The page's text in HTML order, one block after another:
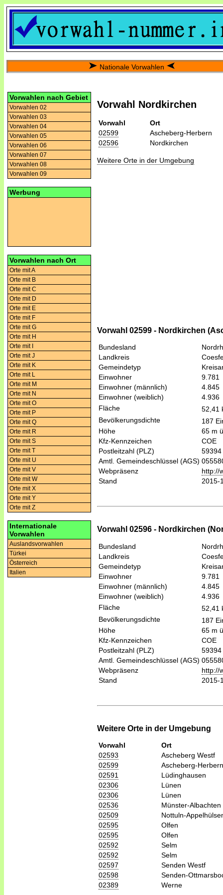
Nationale Vorwahlen
Vorwahlen nach Gebiet
Vorwahlen 02
Vorwahlen 03
Vorwahlen 04
Vorwahlen 05
Vorwahlen 06
Vorwahlen 07
Vorwahlen 08
Vorwahlen 09
Werbung
Vorwahlen nach Ort
Orte mit A
Orte mit B
Orte mit C
Orte mit D
Orte mit E
Orte mit F
Orte mit G
Orte mit H
Orte mit I
Orte mit J
Orte mit K
Orte mit L
Orte mit M
Orte mit N
Orte mit O
Orte mit P
Orte mit Q
Orte mit R
Orte mit S
Orte mit T
Orte mit U
Orte mit V
Orte mit W
Orte mit X
Orte mit Y
Orte mit Z
Internationale
Vorwahlen
Auslandsvorwahlen
Türkei
Österreich
Italien
Vorwahl Nordkirchen
Vorwahl
Ort
02599
Ascheberg-Herbern
02596
Nordkirchen
Weitere Orte in der Umgebung
Vorwahl 02599 - Nordkirchen
Bundesland
Landkreis
Gemeindetyp
Einwohner
9.781
Einwohner (männlich)
4.845
Einwohner (weiblich)
4.936
Fläche
52,41
Bevölkerungsdichte
187
Höhe
65 m
Kfz-Kennzeichen
COE
Postleitzahl (PLZ)
59394
Amtl. Gemeindeschlüssel (AGS)
Webpräsenz
http://
Stand
2015-
Vorwahl 02596 - Nordkirchen
Bundesland
Landkreis
Gemeindetyp
Einwohner
9.781
Einwohner (männlich)
4.845
Einwohner (weiblich)
4.936
Fläche
52,41
Bevölkerungsdichte
187
Höhe
65 m
Kfz-Kennzeichen
COE
Postleitzahl (PLZ)
59394
Amtl. Gemeindeschlüssel (AGS)
Webpräsenz
http://
Stand
2015-
Weitere Orte in der Umgebung
Vorwahl
Ort
02593
Ascheberg Westf
02599
Ascheberg-Herbern
02591
Lüdinghausen
02306
Lünen
02306
Lünen
02536
Münster-Albachten
02509
Nottuln-
02595
Olfen
02595
Olfen
02592
Selm
02592
Selm
02597
Senden Westf
02598
Senden-
02389
Werne